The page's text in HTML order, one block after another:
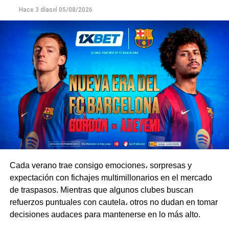
fecha, Vélez venció a Independiente por 1-0 y consolidó
su lugar en lo más alto de la Zona A. El Xeneize, por su
parte, le puso fin a su mala racha tras una derrota y un
empate y se llevó la victoria por 1-0 ante Estudiantes de
La Plata.
Boca llega al duelo contra Vélez en medio de una
apretada agenda, ya que el equipo participa en varias
competencias al mismo tiempo y tiene que repartir sus
esfuerzos entre la Primera División, la Copa Argentina y
la Copa Sudamericana. El Fortín, en cambio, está
completamente enfocado en sus compromisos en el país
El Xeneize buscará sumar tres puntos clave en casa, por
lo que tomará la iniciativa e irá al ataque con agresividad.
Por su parte, Vélez está bien organizado en el fondo y es
capaz de complicarle la vida a su rival con contraataques
Hace 3 díasel 05/08/2026
Cada verano trae consigo emociones، sorpresas y
expectación con fichajes multimillonarios en el mercado
de traspasos. Mientras que algunos clubes buscan
refuerzos puntuales con cautela، otros no dudan en tomar
decisiones audaces para mantenerse en lo más alto.